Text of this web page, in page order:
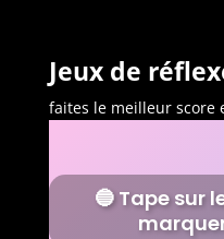
Jeux de
faites le meilleur score
🔵 Tape sur